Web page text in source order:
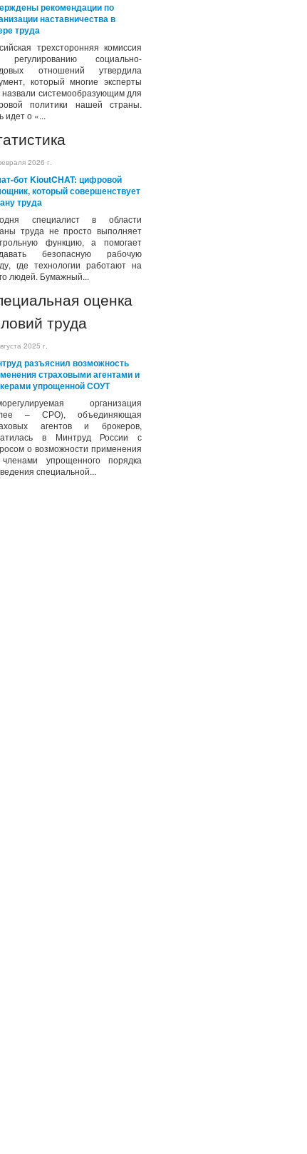
рекомендации по
наставничества в
труда
трехсторонняя комиссия
социально-
отношений утвердила
который многие эксперты
назвали системообразующим для
политики нашей страны.
идет о «...
2026 г.
бот KioutCHAT: цифровой
который совершенствует
труда
специалист в области
труда не просто выполняет
функцию, а помогает
безопасную рабочую
где технологии работают на
людей. Бумажный...
оценка
труда
2025 г.
разъяснил возможность
страховыми агентами и
упрощенной СОУТ
организация
– СРО), объединяющая
агентов и брокеров,
в Минтруд России с
о возможности применения
упрощенного порядка
специальной...